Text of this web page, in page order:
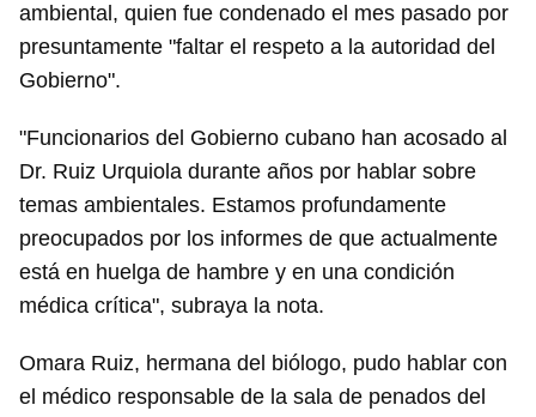
ambiental, quien fue condenado el mes pasado por
presuntamente "faltar el respeto a la autoridad del
Gobierno".
"Funcionarios del Gobierno cubano han acosado al
Dr. Ruiz Urquiola durante años por hablar sobre
temas ambientales. Estamos profundamente
preocupados por los informes de que actualmente
está en huelga de hambre y en una condición
médica crítica", subraya la nota.
Omara Ruiz, hermana del biólogo, pudo hablar con
el médico responsable de la sala de penados del